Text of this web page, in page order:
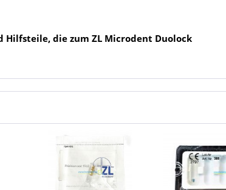
Hilfsteile, die zum ZL Microdent Duolock